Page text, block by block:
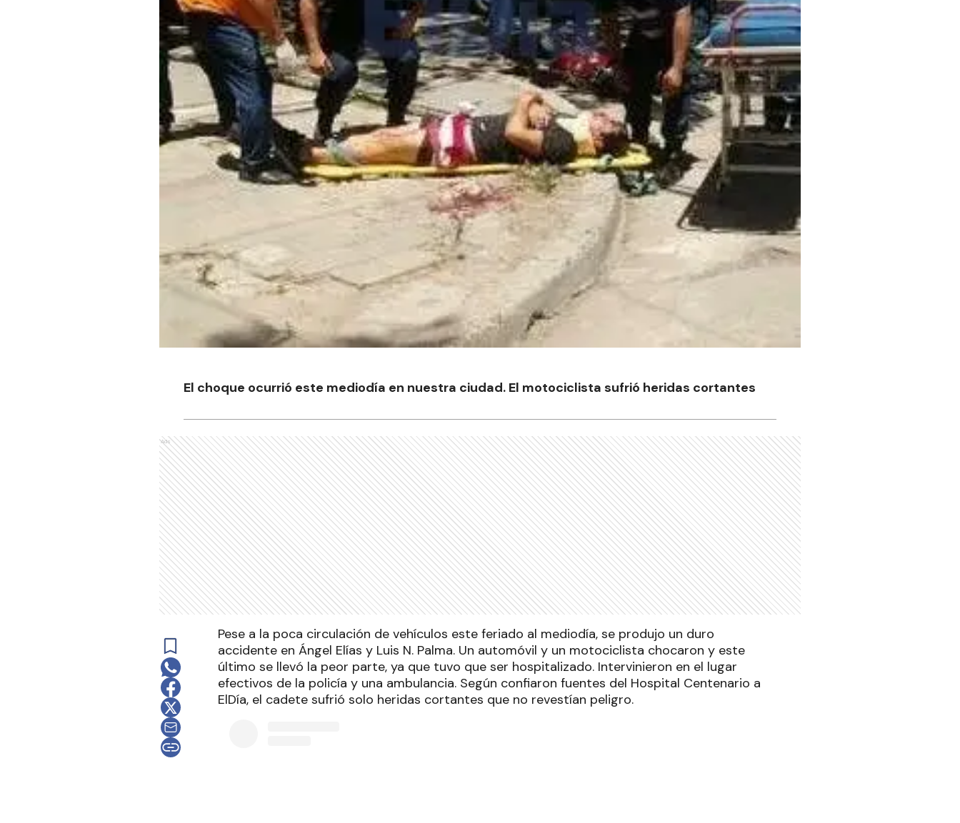
El choque ocurrió este mediodía en nuestra ciudad. El motociclista sufrió heridas cortantes
Ads
Pese a la poca circulación de vehículos este feriado al mediodía, se produjo un duro
accidente en Ángel Elías y Luis N. Palma. Un automóvil y un motociclista chocaron y este
último se llevó la peor parte, ya que tuvo que ser hospitalizado. Intervinieron en el lugar
efectivos de la policía y una ambulancia. Según confiaron fuentes del Hospital Centenario a
ElDía, el cadete sufrió solo heridas cortantes que no revestían peligro.